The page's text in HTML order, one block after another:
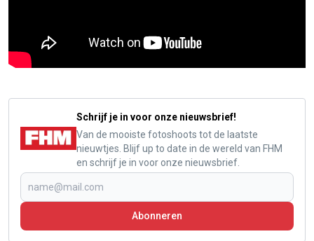
Schrijf je in voor onze nieuwsbrief!
Van de mooiste fotoshoots tot de laatste
nieuwtjes. Blijf up to date in de wereld van FHM
en schrijf je in voor onze nieuwsbrief.
Abonneren